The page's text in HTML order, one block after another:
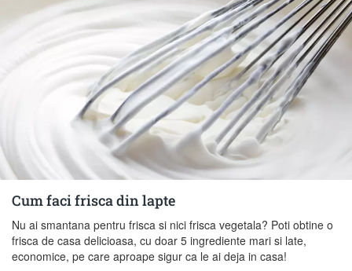
Cum faci frisca din lapte
Nu ai smantana pentru frisca si nici frisca vegetala? Poti obtine o
frisca de casa delicioasa, cu doar 5 ingrediente mari si late,
economice, pe care aproape sigur ca le ai deja in casa!